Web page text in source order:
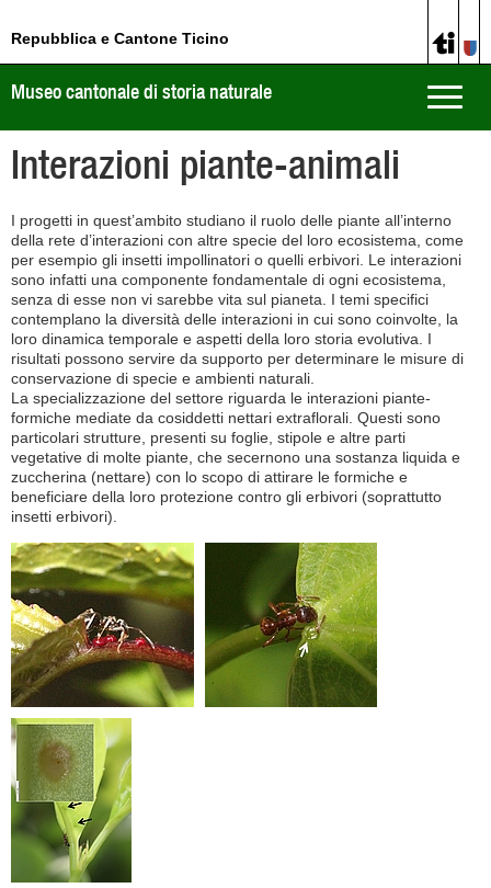
Repubblica e Cantone Ticino
Toggle
Museo cantonale di storia naturale
Interazioni piante-animali
I progetti in quest’ambito studiano il ruolo delle piante all’interno
della rete d’interazioni con altre specie del loro ecosistema, come
per esempio gli insetti impollinatori o quelli erbivori. Le interazioni
sono infatti una componente fondamentale di ogni ecosistema,
senza di esse non vi sarebbe vita sul pianeta. I temi specifici
contemplano la diversità delle interazioni in cui sono coinvolte, la
loro dinamica temporale e aspetti della loro storia evolutiva. I
risultati possono servire da supporto per determinare le misure di
conservazione di specie e ambienti naturali.
La specializzazione del settore riguarda le interazioni piante-
formiche mediate da cosiddetti nettari extraflorali. Questi sono
particolari strutture, presenti su foglie, stipole e altre parti
vegetative di molte piante, che secernono una sostanza liquida e
zuccherina (nettare) con lo scopo di attirare le formiche e
beneficiare della loro protezione contro gli erbivori (soprattutto
insetti erbivori).